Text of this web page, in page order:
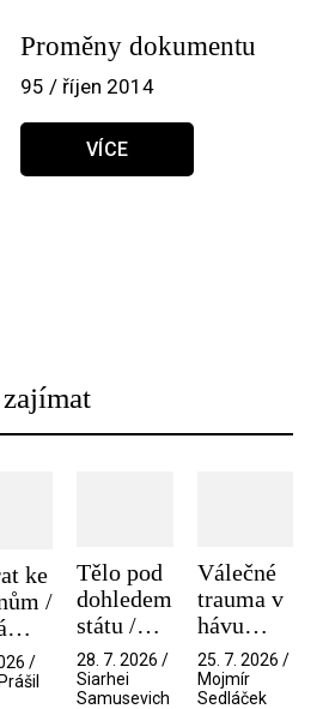
Proměny dokumentu
95 / říjen 2014
VÍCE
ke
/
/
Tělo pod
dohledem
státu /
Pramen
28. 7. 2026 /
Siarhei
Samusevich
Válečné
trauma v
hávu
spektáklu
/ Odyssea
25. 7. 2026 /
Mojmír
Sedláček